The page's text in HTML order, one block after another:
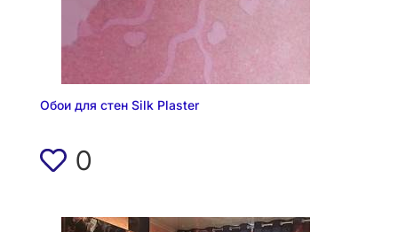
Обои для стен Silk Plaster
0